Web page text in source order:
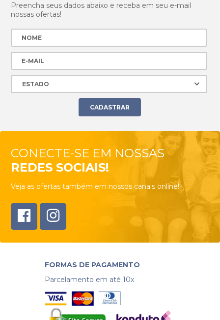
Preencha seus dados abaixo e receba em seu e-mail
nossas ofertas!
CONECTE-SE EM NOSSAS
REDES SOCIAIS!
Veja as ofertas também em nossos canais online!
FORMAS DE PAGAMENTO
Parcelamento em até 10x